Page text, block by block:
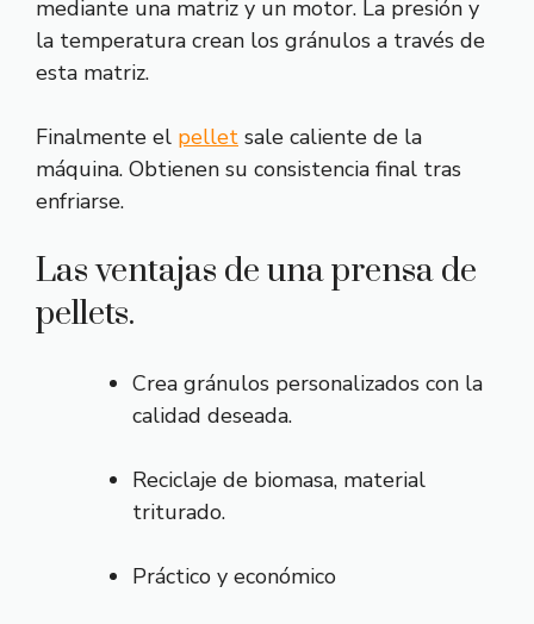
mediante una matriz y un motor. La presión y
la temperatura crean los gránulos a través de
esta matriz.
Finalmente el pellet sale caliente de la
máquina. Obtienen su consistencia final tras
enfriarse.
Las ventajas de una prensa de
pellets.
Crea gránulos personalizados con la
calidad deseada.
Reciclaje de biomasa, material
triturado.
Práctico y económico